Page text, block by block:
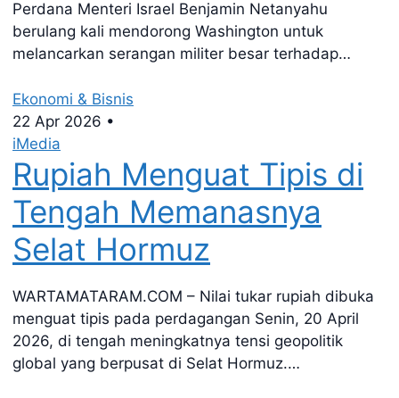
Perdana Menteri Israel Benjamin Netanyahu
berulang kali mendorong Washington untuk
melancarkan serangan militer besar terhadap…
Ekonomi & Bisnis
22 Apr 2026 •
iMedia
Rupiah Menguat Tipis di
Tengah Memanasnya
Selat Hormuz
WARTAMATARAM.COM – Nilai tukar rupiah dibuka
menguat tipis pada perdagangan Senin, 20 April
2026, di tengah meningkatnya tensi geopolitik
global yang berpusat di Selat Hormuz.…